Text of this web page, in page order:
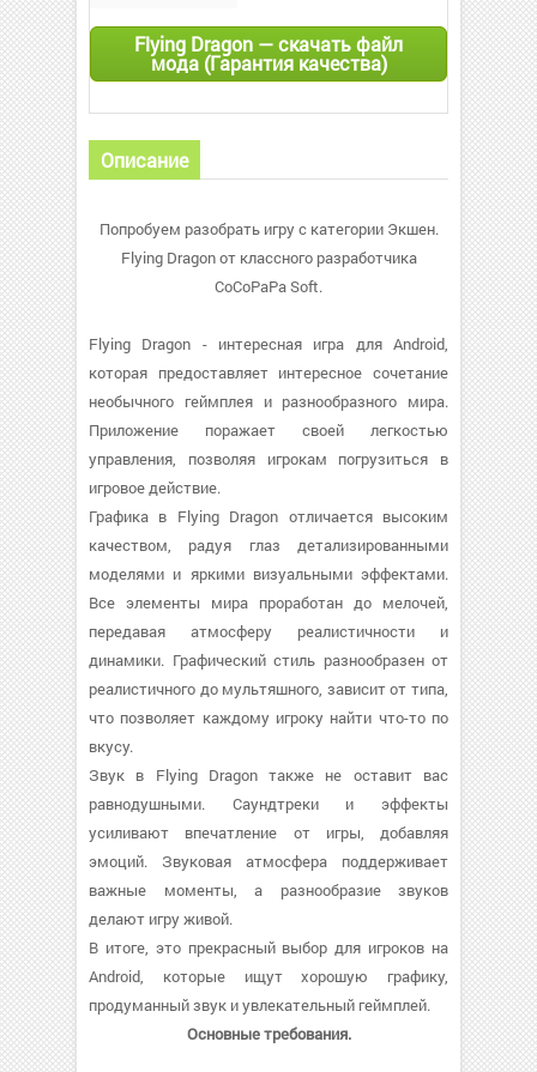
Flying Dragon — скачать файл
мода (Гарантия качества)
Описание
Попробуем разобрать игру с категории Экшен.
Flying Dragon от классного разработчика
CoCoPaPa Soft.
Flying Dragon - интересная игра для Android,
которая предоставляет интересное сочетание
необычного геймплея и разнообразного мира.
Приложение поражает своей легкостью
управления, позволяя игрокам погрузиться в
игровое действие.
Графика в Flying Dragon отличается высоким
качеством, радуя глаз детализированными
моделями и яркими визуальными эффектами.
Все элементы мира проработан до мелочей,
передавая атмосферу реалистичности и
динамики. Графический стиль разнообразен от
реалистичного до мультяшного, зависит от типа,
что позволяет каждому игроку найти что-то по
вкусу.
Звук в Flying Dragon также не оставит вас
равнодушными. Саундтреки и эффекты
усиливают впечатление от игры, добавляя
эмоций. Звуковая атмосфера поддерживает
важные моменты, а разнообразие звуков
делают игру живой.
В итоге, это прекрасный выбор для игроков на
Android, которые ищут хорошую графику,
продуманный звук и увлекательный геймплей.
Основные требования.